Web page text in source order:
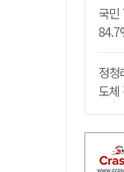
국민
정청
도체